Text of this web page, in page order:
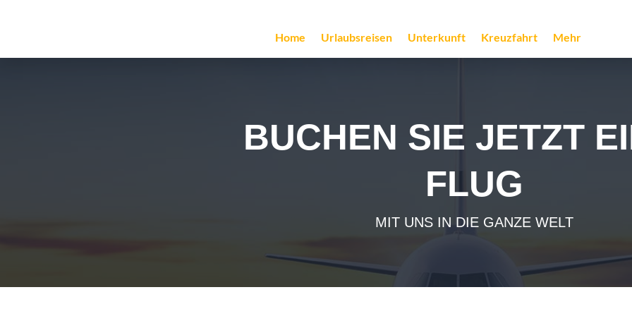
Home Urlaubsreisen Unterkunft Kreuzfahrt Mehr
BUCHEN SIE JETZT
FLUG
MIT UNS IN DIE GANZE WELT